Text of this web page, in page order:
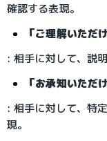
確認する表現。
「ご理解いただ
: 相手に対して、説
「お承知いただ
: 相手に対して、特
現。